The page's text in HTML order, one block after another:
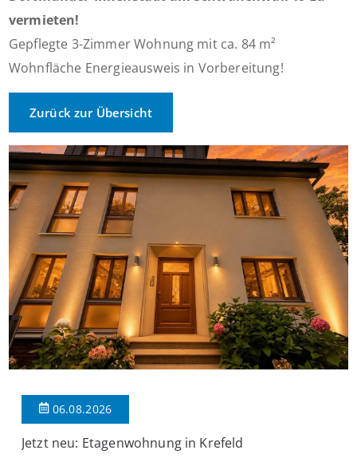
vermieten!
Gepflegte 3-Zimmer Wohnung mit ca. 84 m²
Wohnfläche Energieausweis in Vorbereitung!
Zurück zur Übersicht
06.08.2026
Jetzt neu: Etagenwohnung in Krefeld